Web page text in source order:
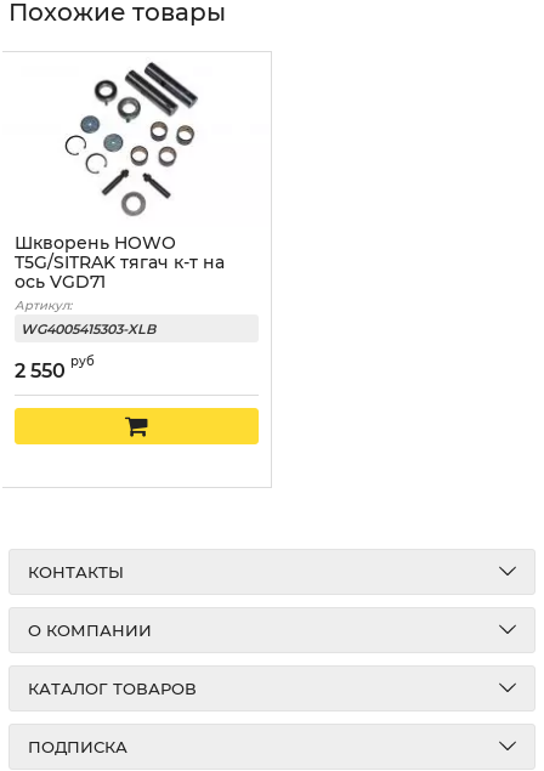
Похожие товары
Шкворень HOWO
T5G/SITRAK тягач к-т на
ось VGD71
Артикул:
WG4005415303-XLB
2 550 руб
КОНТАКТЫ
О КОМПАНИИ
КАТАЛОГ ТОВАРОВ
ПОДПИСКА